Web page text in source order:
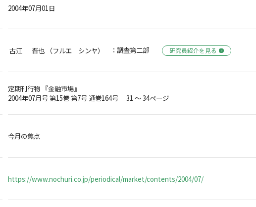
2004年07月01日
古江 晋也 （フルエ シンヤ） ：調査第二部 研究員紹介を見る
定期刊行物 『金融市場』
2004年07月号 第15巻 第7号 通巻164号 31 ～ 34ページ
今月の焦点
https://www.nochuri.co.jp/periodical/market/contents/2004/07/